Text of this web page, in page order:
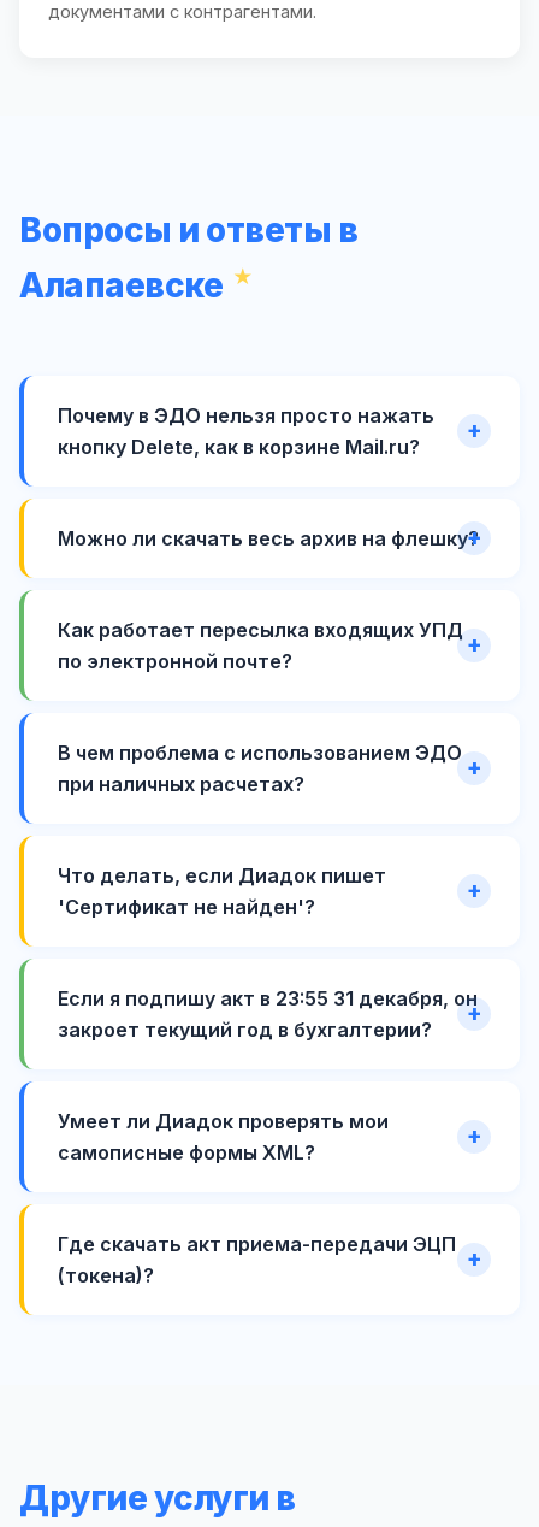
документами с контрагентами.
Вопросы и ответы в
Алапаевске
Почему в ЭДО нельзя просто нажать
кнопку Delete, как в корзине Mail.ru?
Можно ли скачать весь архив на флешку?
Как работает пересылка входящих УПД
по электронной почте?
В чем проблема с использованием ЭДО
при наличных расчетах?
Что делать, если Диадок пишет
'Сертификат не найден'?
Если я подпишу акт в 23:55 31 декабря, он
закроет текущий год в бухгалтерии?
Умеет ли Диадок проверять мои
самописные формы XML?
Где скачать акт приема-передачи ЭЦП
(токена)?
Другие услуги в